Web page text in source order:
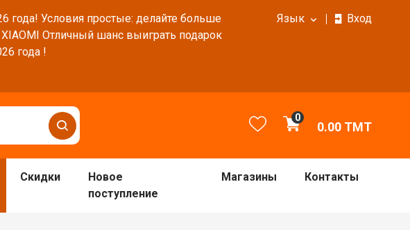
года! Условия простые: делайте больше
Отличный шанс выиграть подарок
года !
Язык Вход
0
0.00 TMT
Скидки
Новое
поступление
Магазины Контакты